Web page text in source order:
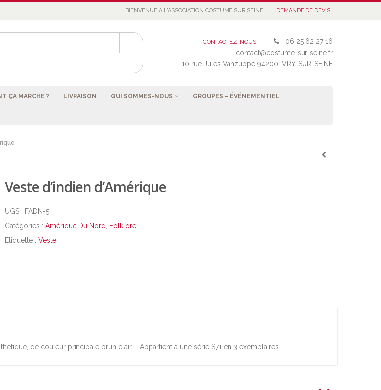
BIENVENUE A L'ASSOCIATION COSTUME SUR SEINE DEMANDE DE DEVIS
CONTACTEZ-NOUS
06 25 62 27 16
contact@costume-sur-seine.fr
10 rue Jules Vanzuppe 94200 IVRY-SUR-SEINE
ÇA MARCHE ? LIVRAISON QUI SOMMES-NOUS GROUPES – ÉVÉNEMENTIEL
Veste d’indien d’Amérique
UGS : FADN-5
Catégories : Amérique Du Nord
Folklore
Étiquette : Veste
de couleur principale brun clair – Appartient à une série S71 en 3 exemplaires